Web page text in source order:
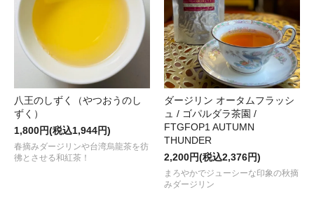
2024.05.10
ダージリン ファーストフラッシュ 2024 第2便“グームティー茶園 /
2024.05.01
南インドの銘茶！ベストシーズンの“ニルギリ / カイルベッタ茶園 /
2024.04.17
ダージリンから新茶の便り。ファーストフラッシュ 2024 第1便
が入荷しました！
2024.04.05
“セイロン ルフナ プレミアム / キルワナガ
八王のしずく（やつおうのし
ずく）
1,800円(税込1,944円)
春摘みダージリンや台湾烏龍茶を彷
彿とさせる和紅茶！
ダージリン オータムフラッシ
ュ / ゴパルダラ茶園 /
FTGFOP1 AUTUMN
THUNDER
2,200円(税込2,376円)
まろやかでジューシーな印象の秋摘
みダージリン